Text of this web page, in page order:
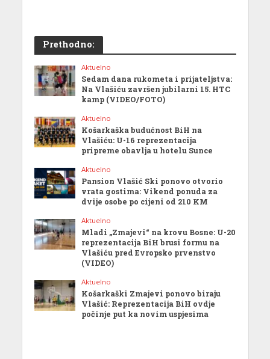
Prethodno:
Aktuelno
Sedam dana rukometa i prijateljstva:
Na Vlašiću završen jubilarni 15. HTC
kamp (VIDEO/FOTO)
Aktuelno
Košarkaška budućnost BiH na
Vlašiću: U-16 reprezentacija
pripreme obavlja u hotelu Sunce
Aktuelno
Pansion Vlašić Ski ponovo otvorio
vrata gostima: Vikend ponuda za
dvije osobe po cijeni od 210 KM
Aktuelno
Mladi „Zmajevi“ na krovu Bosne: U-20
reprezentacija BiH brusi formu na
Vlašiću pred Evropsko prvenstvo
(VIDEO)
Aktuelno
Košarkaški Zmajevi ponovo biraju
Vlašić: Reprezentacija BiH ovdje
počinje put ka novim uspjesima